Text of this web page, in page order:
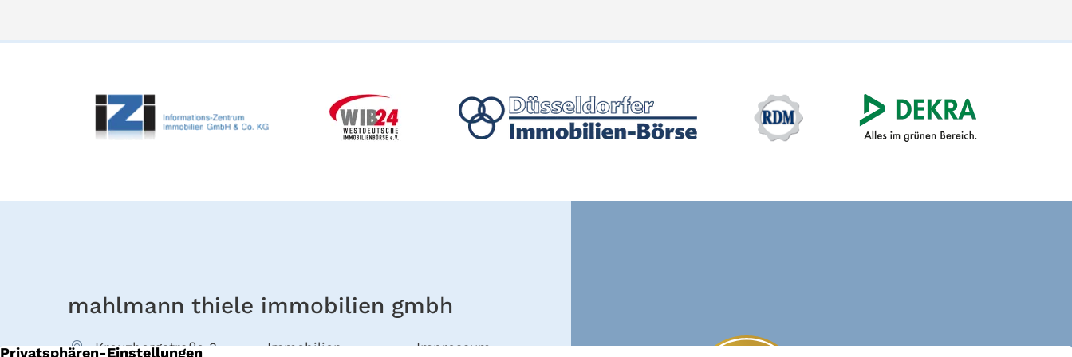
mahlmann thiele immobilien gmbh
Kreuzbergstraße 3 Immobilien Impressum